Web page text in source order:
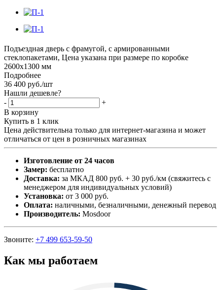
Подъездная дверь с фрамугой, с армированными
стеклопакетами, Цена указана при размере по коробке
2600х1300 мм
Подробнее
36 400 руб./шт
Нашли дешевле?
-
+
В корзину
Купить в 1 клик
Цена действительна только для интернет-магазина и может
отличаться от цен в розничных магазинах
Изготовление от 24 часов
Замер: бесплатно
Доставка: за МКАД 800 руб. + 30 руб./км (свяжитесь с
менеджером для индивидуальных условий)
Установка: от 3 000 руб.
Оплата: наличными, безналичными, денежный перевод
Производитель: Mosdoor
Звоните: +7 499 653-59-50
Как мы работаем